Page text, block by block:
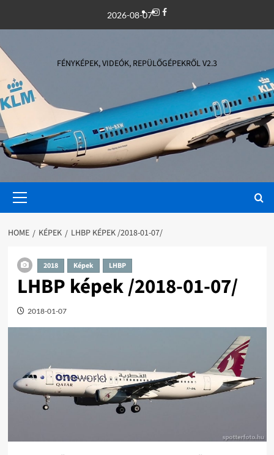
2026-08-07Instagram
Facebook
FÉNYKÉPEK, VIDEÓK, REPÜLŐGÉPEKRŐL V2.3
Menu
HOME KÉPEK LHBP KÉPEK /2018-01-07/
2018 Képek LHBP
LHBP képek /2018-01-07/
2018-01-07